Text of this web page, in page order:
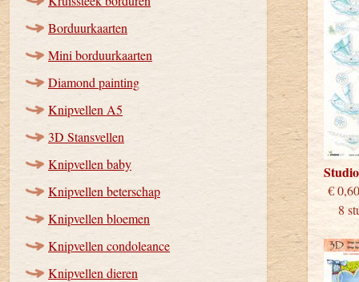
Borduurkaarten
Mini borduurkaarten
Diamond painting
Knipvellen A5
3D Stansvellen
Knipvellen baby
Knipvellen beterschap
Knipvellen bloemen
Knipvellen condoleance
Knipvellen dieren
8